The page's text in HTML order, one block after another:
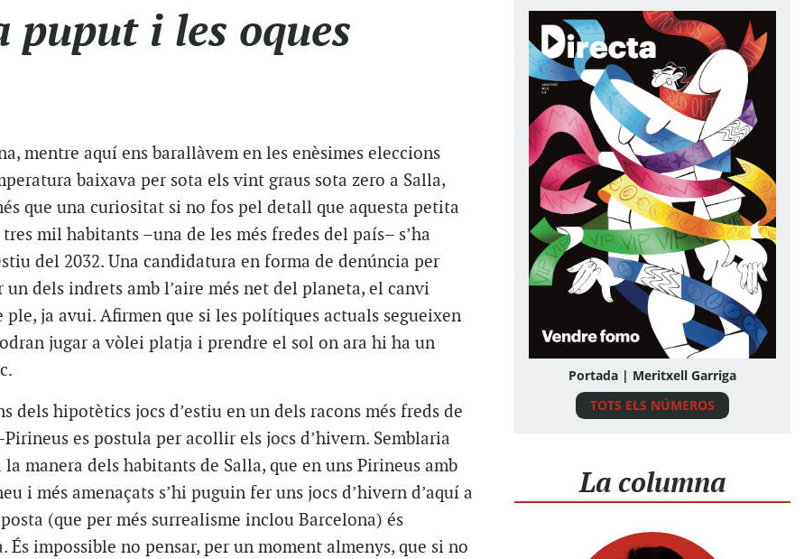
puput i les oques
mentre aquí ens barallàvem en les enèsimes eleccions
baixava per sota els vint graus sota zero a Salla,
que una curiositat si no fos pel detall que aquesta petita
mil habitants –una de les més fredes del país– s’ha
del 2032. Una candidatura en forma de denúncia per
dels indrets amb l’aire més net del planeta, el canvi
ja avui. Afirmen que si les polítiques actuals segueixen
jugar a vòlei platja i prendre el sol on ara hi ha un
dels hipotètics jocs d’estiu en un dels racons més freds de
es postula per acollir els jocs d’hivern. Semblaria
manera dels habitants de Salla, que en uns Pirineus amb
i més amenaçats s’hi puguin fer uns jocs d’hivern d’aquí a
(que per més surrealisme inclou Barcelona) és
És impossible no pensar, per un moment almenys, que si no
Portada | Meritxell Garriga
TOTS ELS NÚMEROS
La columna